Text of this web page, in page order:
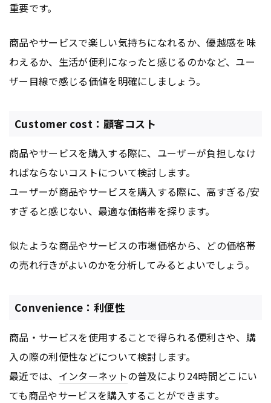
重要です。
商品やサービスで楽しい気持ちになれるか、優越感を味
わえるか、生活が便利になったと感じるのかなど、ユー
ザー目線で感じる価値を明確にしましょう。
Customer cost：顧客コスト
商品やサービスを購入する際に、ユーザーが負担しなけ
ればならないコストについて検討します。
ユーザーが商品やサービスを購入する際に、高すぎる/安
すぎると感じない、最適な価格帯を探ります。
似たような商品やサービスの市場価格から、どの価格帯
の売れ行きがよいのかを分析してみるとよいでしょう。
Convenience：利便性
商品・サービスを使用することで得られる便利さや、購
入の際の利便性などについて検討します。
最近では、 インターネットの普及により24時間どこにい
ても商品やサービスを購入することができます。